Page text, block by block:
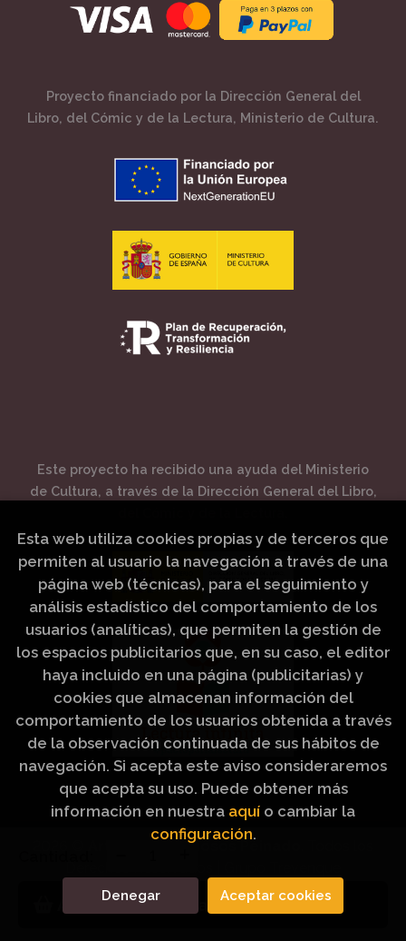
Añadir a mi cesta
Proyecto financiado por la Dirección General del
Libro, del Cómic y de la Lectura, Ministerio de Cultura.
Este proyecto ha recibido una ayuda del Ministerio
de Cultura, a través de la Dirección General del Libro,
Artículos Religiosos Peinado
Esta web utiliza cookies propias y de terceros que
permiten al usuario la navegación a través de una
página web (técnicas), para el seguimiento y
análisis estadístico del comportamiento de los
usuarios (analíticas), que permiten la gestión de
los espacios publicitarios que, en su caso, el editor
haya incluido en una página (publicitarias) y
cookies que almacenan información del
comportamiento de los usuarios obtenida a través
de la observación continuada de sus hábitos de
navegación. Si acepta este aviso consideraremos
que acepta su uso. Puede obtener más
información en nuestra aquí o cambiar la
configuración.
Denegar Aceptar cookies